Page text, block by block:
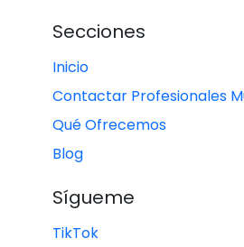
Secciones
Inicio
Contactar Profesionales
Qué Ofrecemos
Blog
Sígueme
TikTok